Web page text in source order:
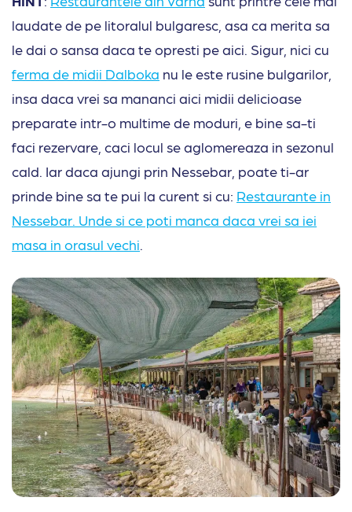
laudate de pe litoralul bulgaresc, asa ca merita sa
le dai o sansa daca te opresti pe aici. Sigur, nici cu
ferma de midii Dalboka nu le este rusine bulgarilor,
insa daca vrei sa mananci aici midii delicioase
preparate intr-o multime de moduri, e bine sa-ti
faci rezervare, caci locul se aglomereaza in sezonul
cald. Iar daca ajungi prin Nessebar, poate ti-ar
prinde bine sa te pui la curent si cu: Restaurante in
Nessebar. Unde si ce poti manca daca vrei sa iei
masa in orasul vechi